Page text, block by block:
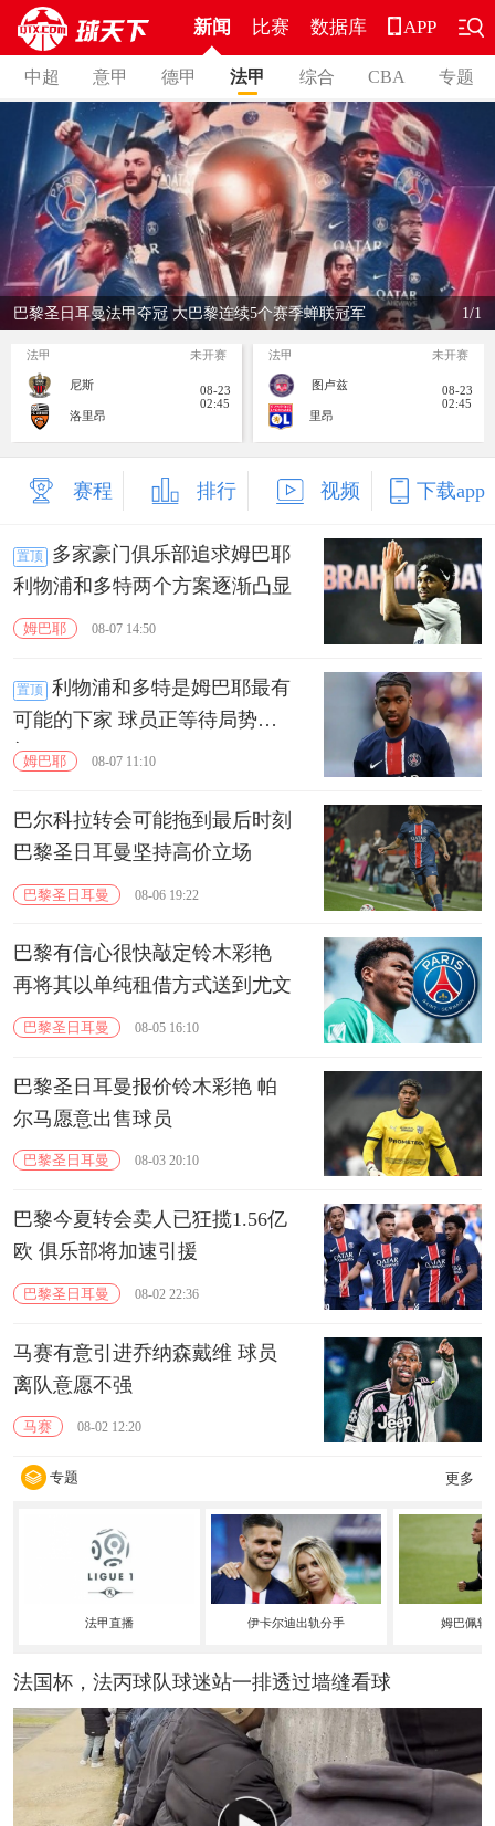
新闻
中超 意甲 德甲 法甲 综合 CBA 专题
比赛 数据库 APP
巴黎圣日耳曼法甲夺冠 大巴黎连续5个赛季蝉联冠军 1/1
法甲 未开赛
尼斯
洛里昂
08-23
02:45
法甲 未开赛
图卢兹
里昂
08-23
02:45
赛程 排行 视频 下载app
置顶
多家豪门俱乐部追求姆巴耶
利物浦和多特两个方案逐渐凸显
姆巴耶 08-07 14:50
置顶
利物浦和多特是姆巴耶最有
可能的下家 球员正等待局势明
朗姆巴耶 08-07 11:10
巴尔科拉转会可能拖到最后时刻
巴黎圣日耳曼坚持高价立场
巴黎圣日耳曼 08-06 19:22
巴黎有信心很快敲定铃木彩艳
再将其以单纯租借方式送到尤文
巴黎圣日耳曼 08-05 16:10
巴黎圣日耳曼报价铃木彩艳 帕
尔马愿意出售球员
巴黎圣日耳曼 08-03 20:10
巴黎今夏转会卖人已狂揽1.56亿
欧 俱乐部将加速引援
巴黎圣日耳曼 08-02 22:36
马赛有意引进乔纳森戴维 球员
离队意愿不强
马赛 08-02 12:20
专题 更多
法甲直播 伊卡尔迪出轨分手 姆巴佩转
法国杯，法丙球队球迷站一排透过墙缝看球